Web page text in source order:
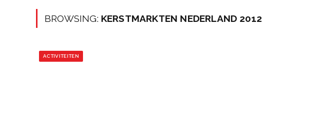
BROWSING: KERSTMARKTEN NEDERLAND 2012
ACTIVITEITEN